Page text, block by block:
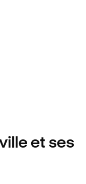
et ses